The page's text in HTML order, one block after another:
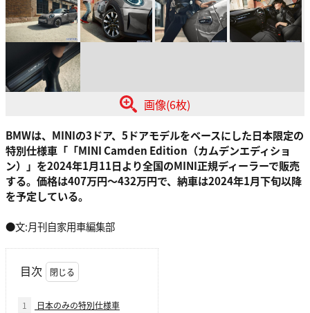
画像(6枚)
BMWは、MINIの3ドア、5ドアモデルをベースにした日本限定の
特別仕様車「「MINI Camden Edition（カムデンエディショ
ン）」を2024年1月11日より全国のMINI正規ディーラーで販売
する。価格は407万円～432万円で、納車は2024年1月下旬以降
を予定している。
●文:月刊自家用車編集部
目次
1
日本のみの特別仕様車